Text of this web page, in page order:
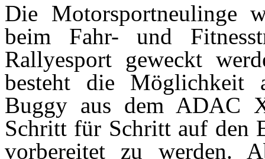
Die Motorsportneulinge
beim Fahr- und
Rallyesport geweckt
besteht die Möglichkeit
Buggy aus dem ADAC
Schritt für Schritt auf den
vorbereitet zu werden.